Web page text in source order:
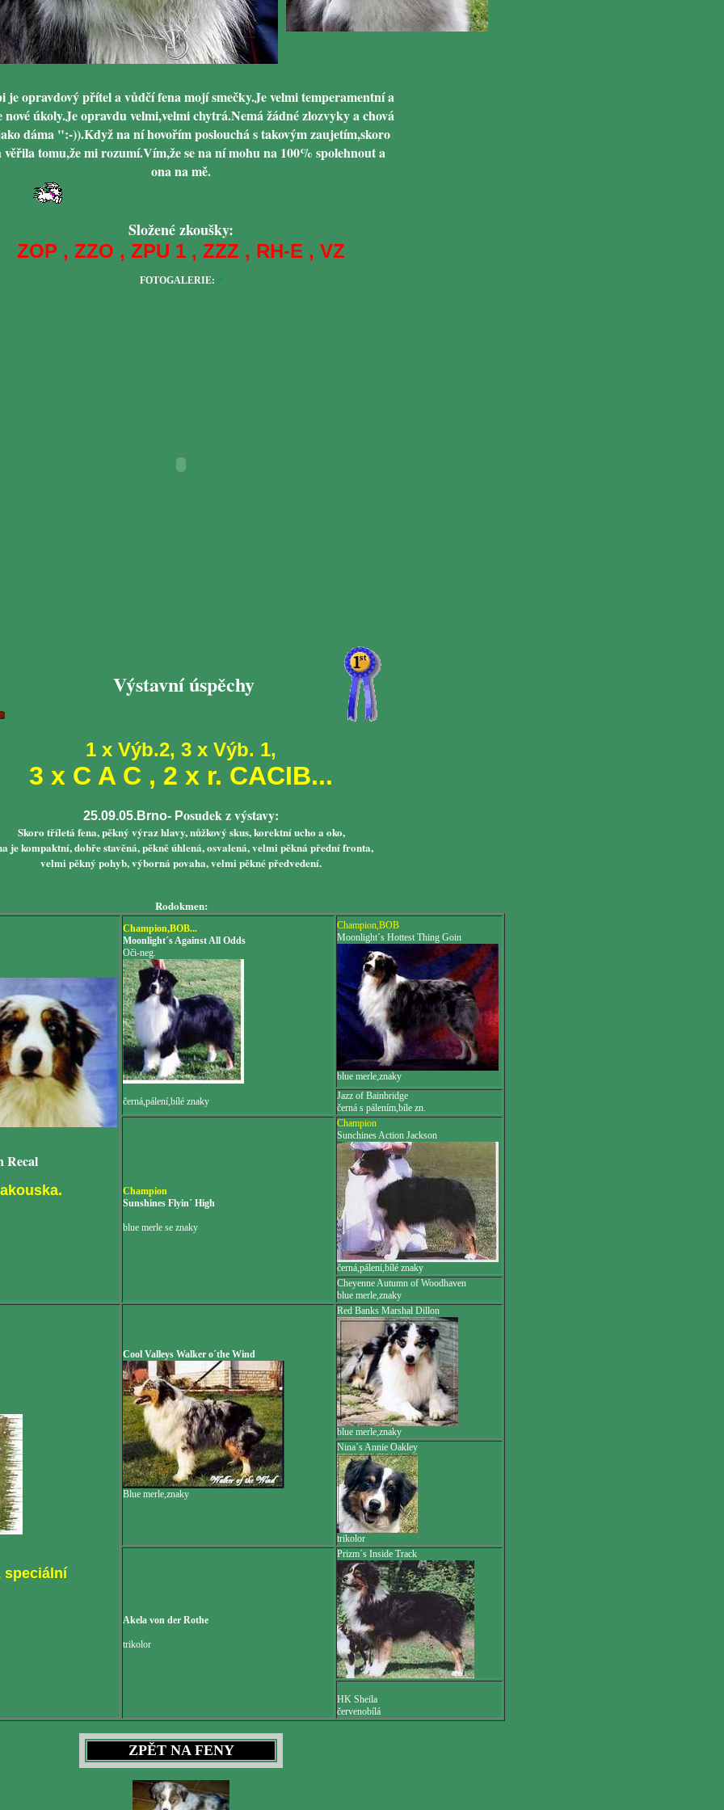
je opravdový přítel a vůdčí fena mojí smečky.Je velmi temperamentní a
úkoly.Je opravdu velmi,velmi chytrá.Nemá žádné zlozvyky a chová
dáma ":-)).Když na ní hovořím poslouchá s takovým zaujetím,skoro
věřila tomu,že mi rozumí.Vím,že se na ní mohu na 100% spolehnout a
ona na mě.
Složené zkoušky:
ZOP , ZZO , ZPU 1 , ZZZ , RH-E , VZ
FOTOGALERIE: <
Výstavní úspěchy
1 x Výb.2, 3 x Výb. 1,
3 x C A C , 2 x r. CACIB...
25.09.05.Brno- Posudek z výstavy:
Skoro tříletá fena, pěkný výraz hlavy, nůžkový skus, korektní ucho a oko,
je kompaktní, dobře stavěná, pěkně úhlená, osvalená, velmi pěkná přední fronta,
velmi pěkný pohyb, výborná povaha, velmi pěkné předvedení.
Rodokmen:
Recal
Champion,BOB...
Moonlight´s Against All Odds
Oči-neg.
černá,pálení,bílé znaky
Champion,BOB
Moonlight´s Hottest Thing Goin
blue merle,znaky
Jazz of Bainbridge
černá s pálením,bíle zn.
Champion
Sunshines Flyin´ High
blue merle se znaky
Champion
Sunchines Action Jackson
černá,pálení,bílé znaky
Cheyenne Autumn of Woodhaven
blue merle,znaky
speciální
Cool Valleys Walker o´the Wind
Blue merle,znaky
Red Banks Marshal Dillon
blue merle,znaky
Nina´s Annie Oakley
trikolor
Akela von der Rothe
trikolor
Prizm´s Inside Track
HK Sheila
červenobílá
ZPĚT NA FENY